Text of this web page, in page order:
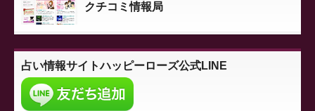
クチコミ情報局
占い情報サイトハッピーローズ公式LINE